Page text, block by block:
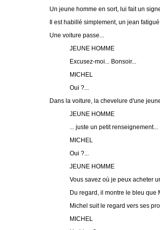
Un jeune homme en sort, lui fait un
Il est habillé simplement, un jean
Une voiture passe...
JEUNE HOMME
Excusez-moi... Bonsoir...
MICHEL
Oui ?...
Dans la voiture, la chevelure d'une
JEUNE HOMME
... juste un petit renseignement...
MICHEL
Oui ?...
JEUNE HOMME
Vous savez où je peux acheter
Du regard, il montre le bleu que
Michel suit le regard vers ses
MICHEL